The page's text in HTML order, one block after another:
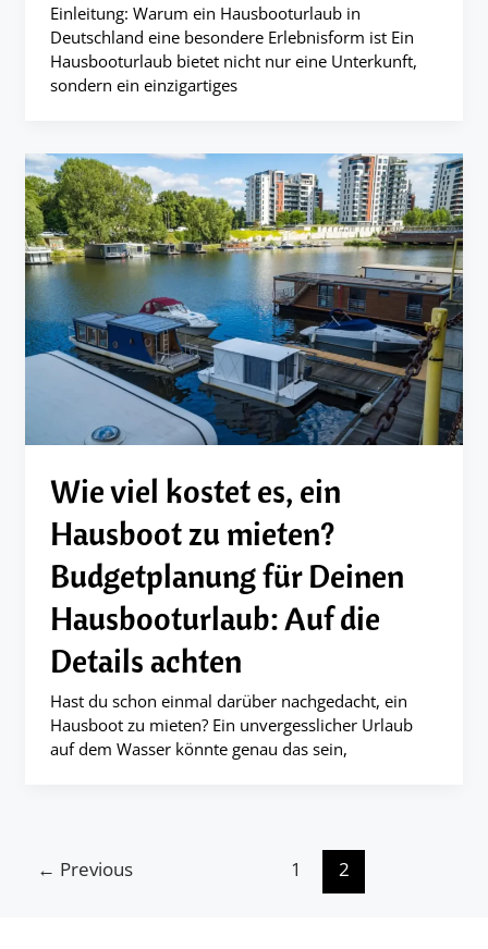
Einleitung: Warum ein Hausbooturlaub in
Deutschland eine besondere Erlebnisform ist Ein
Hausbooturlaub bietet nicht nur eine Unterkunft,
sondern ein einzigartiges
Wie viel kostet es, ein
Hausboot zu mieten?
Budgetplanung für Deinen
Hausbooturlaub: Auf die
Details achten
Hast du schon einmal darüber nachgedacht, ein
Hausboot zu mieten? Ein unvergesslicher Urlaub
auf dem Wasser könnte genau das sein,
← Previous 1 2